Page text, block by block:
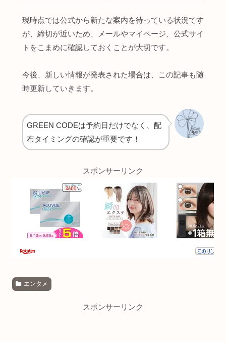
現時点では公式から新たな案内を待っている状況です
が、締切が近いため、メールやマイページ、公式サイ
トをこまめに確認しておくことが大切です。
今後、新しい情報が発表された場合は、この記事も随
時更新していきます。
GREEN CODEは予約日だけでなく、配
布タイミングの確認が重要です！
スポンサーリンク
エンタメ
スポンサーリンク